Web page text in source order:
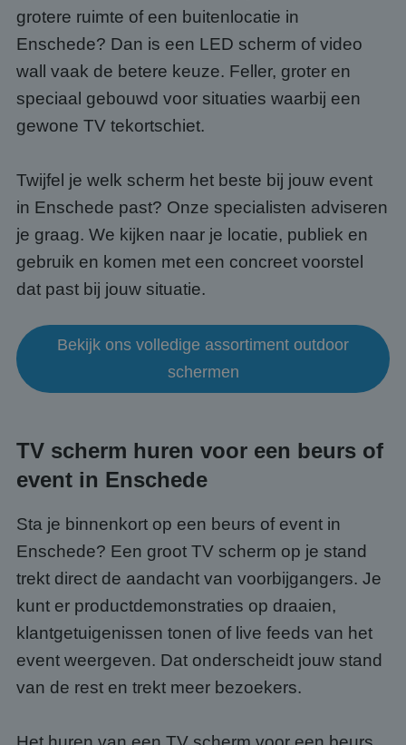
grotere ruimte of een buitenlocatie in
Enschede? Dan is een LED scherm of video
wall vaak de betere keuze. Feller, groter en
speciaal gebouwd voor situaties waarbij een
gewone TV tekortschiet.
Twijfel je welk scherm het beste bij jouw event
in Enschede past? Onze specialisten adviseren
je graag. We kijken naar je locatie, publiek en
gebruik en komen met een concreet voorstel
dat past bij jouw situatie.
Bekijk ons volledige assortiment outdoor
schermen
TV scherm huren voor een beurs of
event in Enschede
Sta je binnenkort op een beurs of event in
Enschede? Een groot TV scherm op je stand
trekt direct de aandacht van voorbijgangers. Je
kunt er productdemonstraties op draaien,
klantgetuigenissen tonen of live feeds van het
event weergeven. Dat onderscheidt jouw stand
van de rest en trekt meer bezoekers.